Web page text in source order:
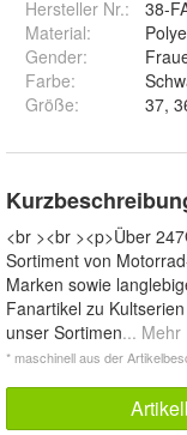
Hersteller Nr.:
38-
Material:
Gender:
Farbe:
Größe:
<br ><br ><p>Über
Sortiment von
Marken sowie
Fanartikel zu
unser Sortimen... Mehr
* maschinell aus der